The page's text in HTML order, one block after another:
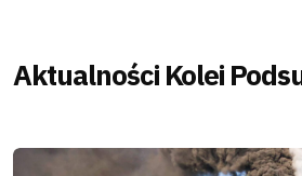
Aktualności Kolei